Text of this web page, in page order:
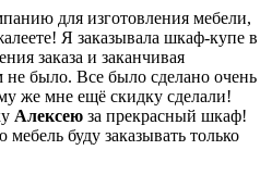
для изготовления мебели,
Я заказывала шкаф-купе в
заказа и заканчивая
было. Все было сделано очень
же мне ещё скидку сделали!
Алексею за прекрасный шкаф!
буду заказывать только